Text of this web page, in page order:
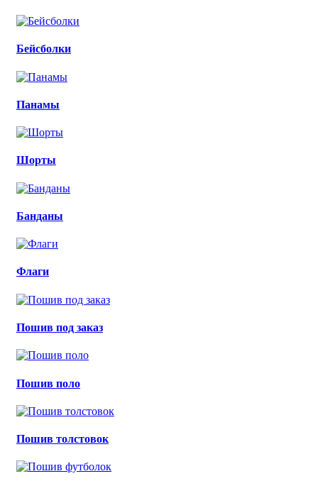
Бейсболки
Панамы
Шорты
Банданы
Флаги
Пошив под заказ
Пошив поло
Пошив толстовок